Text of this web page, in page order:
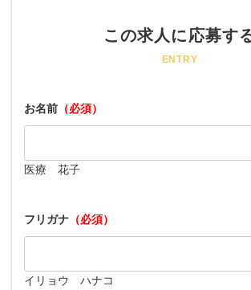
この求人に応募す
ENTRY
お名前 （必須）
医療 花子
フリガナ （必須）
イリョウ ハナコ